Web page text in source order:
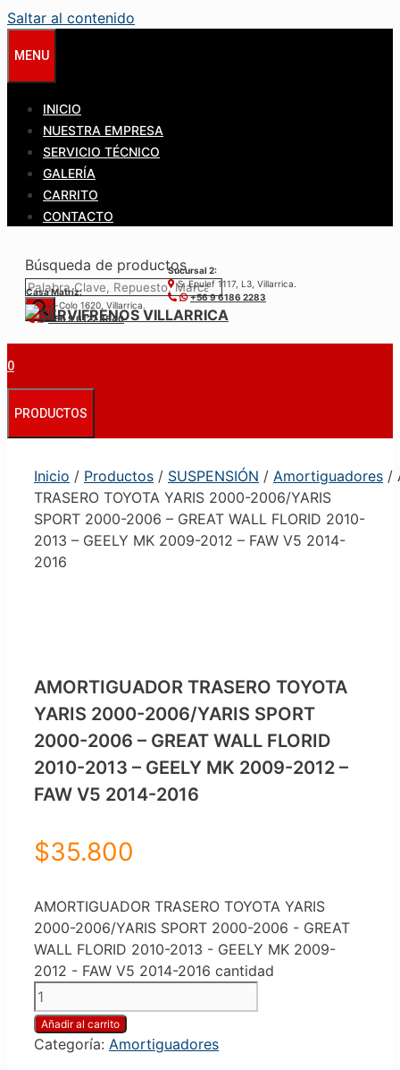
Saltar al contenido
MENU
INICIO
NUESTRA EMPRESA
SERVICIO TÉCNICO
GALERÍA
CARRITO
CONTACTO
Búsqueda de productos
Casa Matríz:
Colo-Colo 1620, Villarrica.
+56 9 6122 3840
Sucursal 2:
S. Epulef 1117, L3, Villarrica.
+56 9 6186 2283
0
PRODUCTOS
Inicio / Productos / SUSPENSIÓN / Amortiguadores /
TRASERO TOYOTA YARIS 2000-2006/YARIS
SPORT 2000-2006 – GREAT WALL FLORID 2010-
2013 – GEELY MK 2009-2012 – FAW V5 2014-
2016
AMORTIGUADOR TRASERO TOYOTA
YARIS 2000-2006/YARIS SPORT
2000-2006 – GREAT WALL FLORID
2010-2013 – GEELY MK 2009-2012 –
FAW V5 2014-2016
$35.800
AMORTIGUADOR TRASERO TOYOTA YARIS
2000-2006/YARIS SPORT 2000-2006 - GREAT
WALL FLORID 2010-2013 - GEELY MK 2009-
2012 - FAW V5 2014-2016 cantidad
Añadir al carrito
Categoría: Amortiguadores